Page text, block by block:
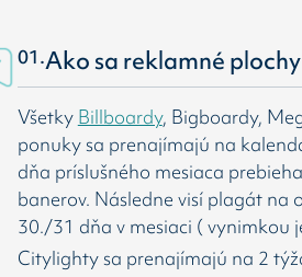
01.Ako sa reklamné
Všetky Billboardy, Bigboardy,
ponuky sa prenajímajú na
dňa príslušného mesiaca
banerov. Následne visí plagát na
30./31 dňa v mesiaci ( vynimkou
Citylighty sa prenajímajú na 2